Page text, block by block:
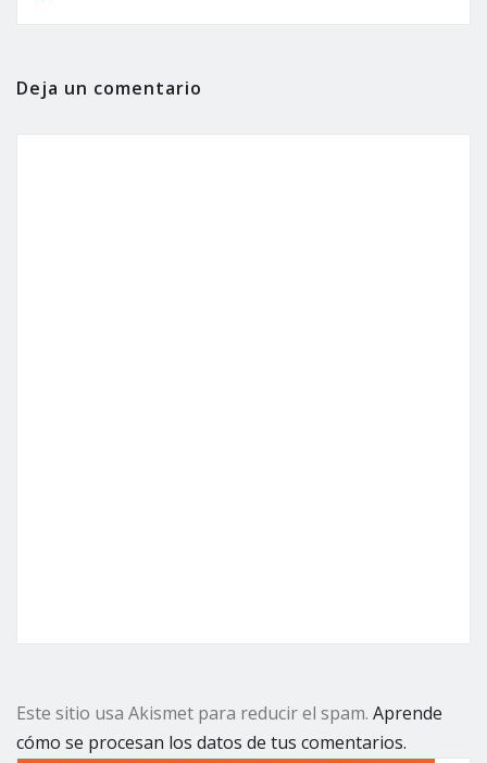
Deja un comentario
Este sitio usa Akismet para reducir el spam. Aprende
cómo se procesan los datos de tus comentarios.